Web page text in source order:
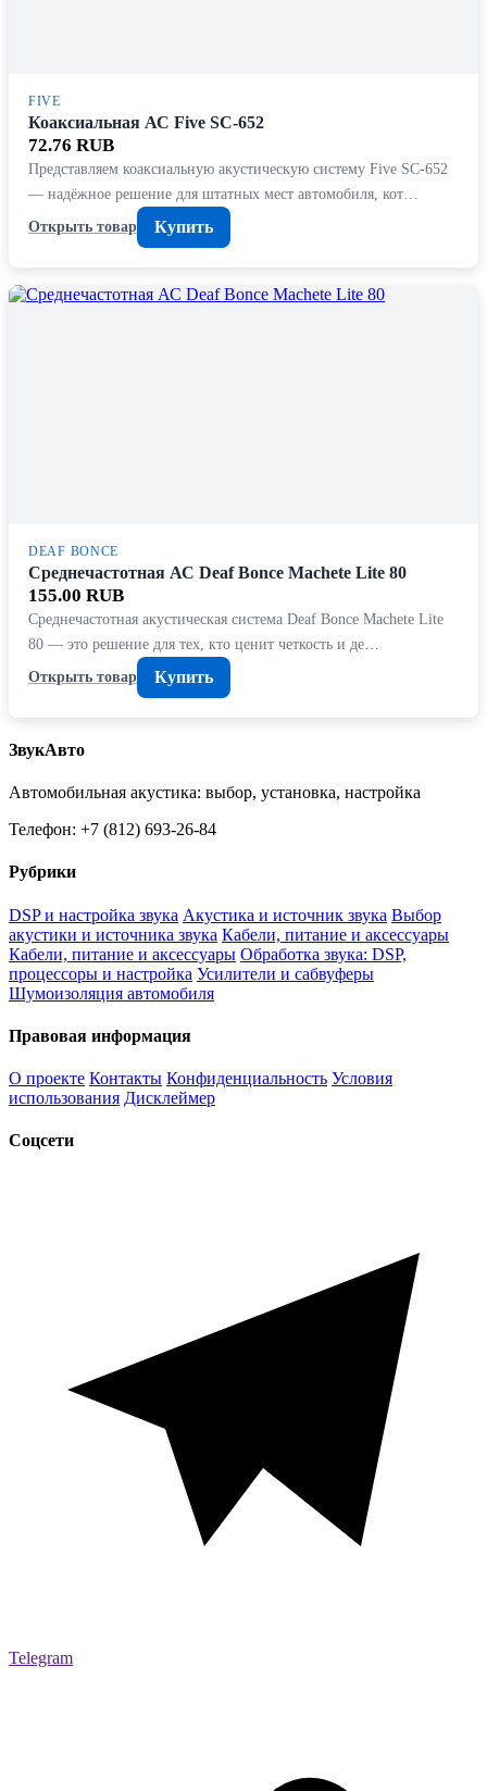
FIVE
Коаксиальная АС Five SC-652
72.76 RUB
Представляем коаксиальную акустическую систему Five SC-652
— надёжное решение для штатных мест автомобиля, кот…
Открыть товар
Купить
DEAF BONCE
Среднечастотная АС Deaf Bonce Machete Lite 80
155.00 RUB
Среднечастотная акустическая система Deaf Bonce Machete Lite
80 — это решение для тех, кто ценит четкость и де…
Открыть товар
Купить
ЗвукАвто
Автомобильная акустика: выбор, установка, настройка
Телефон: +7 (812) 693-26-84
Рубрики
DSP и настройка звука Акустика и источник звука Выбор
акустики и источника звука Кабели, питание и аксессуары
Кабели, питание и аксессуары Обработка звука: DSP,
процессоры и настройка Усилители и сабвуферы
Шумоизоляция автомобиля
Правовая информация
О проекте Контакты Конфиденциальность Условия
использования Дисклеймер
Соцсети
Telegram